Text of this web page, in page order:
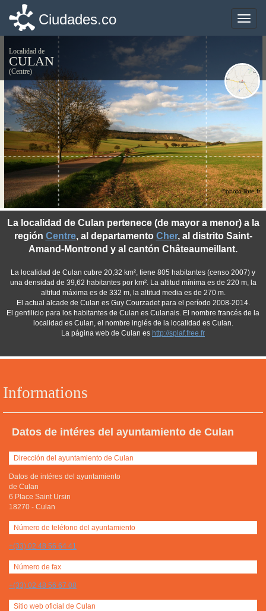
Toggle
Ciudades.co
Localidad de
CULAN
(Centre)
Informations
Datos de intéres del ayuntamiento de Culan
Dirección del ayuntamiento de Culan
Datos de intéres del ayuntamiento
de Culan
6 Place Saint Ursin
18270 - Culan
Número de teléfono del ayuntamiento
+(33) 02 48 56 64 41
Número de fax
+(33) 02 48 56 67 08
Sitio web oficial de Culan
La localidad de Culan pertenece (de mayor a menor) a la
región Centre, al departamento Cher, al distrito Saint-
Amand-Montrond y al cantón Châteaumeillant.
La localidad de Culan cubre 20,32 km², tiene 805 habitantes (censo 2007) y
una densidad de 39,62 habitantes por km². La altitud mínima es de 220 m, la
altitud máxima es de 332 m, la altitud media es de 270 m.
El actual alcade de Culan es Guy Courzadet para el período 2008-2014.
El gentilicio para los habitantes de Culan es Culanais. El nombre francés de la
localidad es Culan, el nombre inglés de la localidad es Culan.
La página web de Culan es http://splaf.free.fr
©photo-libre.fr
Toggle
Ciudades.co